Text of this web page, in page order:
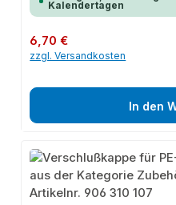
Kalendertagen
Regulärer Preis:
6,70 €
zzgl. Versandkosten
In den